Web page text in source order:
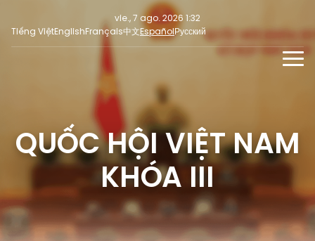
vie., 7 ago. 2026 1:32
Tiếng ViệtEnglishFrançais中文EspañolРусский
Últimas noticias
Enfoque
Opinión
MULTIMEDIA
NOTICIAS PARA LA PRENSA
REDES SOCIALES
QUỐC HỘI VIỆT NAM
KHÓA III